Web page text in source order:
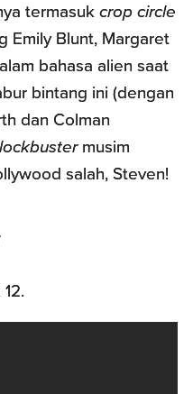
termasukcrop circle
Emily Blunt, Margaret
bahasa alien saat
bintang ini (dengan
dan Colman
musim
salah, Steven!